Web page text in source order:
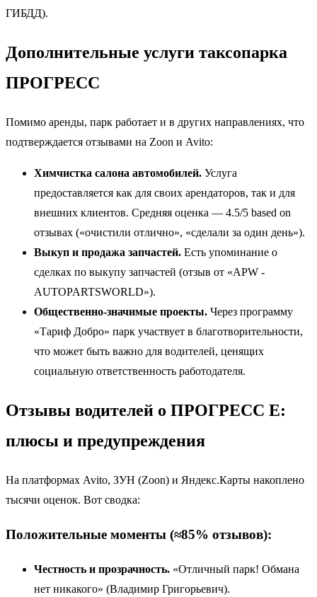
ГИБДД).
Дополнительные услуги таксопарка
ПРОГРЕСС
Помимо аренды, парк работает и в других направлениях, что
подтверждается отзывами на Zoon и Avito:
Химчистка салона автомобилей. Услуга
предоставляется как для своих арендаторов, так и для
внешних клиентов. Средняя оценка — 4.5/5 based on
отзывах («очистили отлично», «сделали за один день»).
Выкуп и продажа запчастей. Есть упоминание о
сделках по выкупу запчастей (отзыв от «APW -
AUTOPARTSWORLD»).
Общественно-значимые проекты. Через программу
«Тариф Добро» парк участвует в благотворительности,
что может быть важно для водителей, ценящих
социальную ответственность работодателя.
Отзывы водителей о ПРОГРЕСС Е:
плюсы и предупреждения
На платформах Avito, ЗУН (Zoon) и Яндекс.Карты накоплено
тысячи оценок. Вот сводка:
Положительные моменты (≈85% отзывов):
Честность и прозрачность. «Отличный парк! Обмана
нет никакого» (Владимир Григорьевич).